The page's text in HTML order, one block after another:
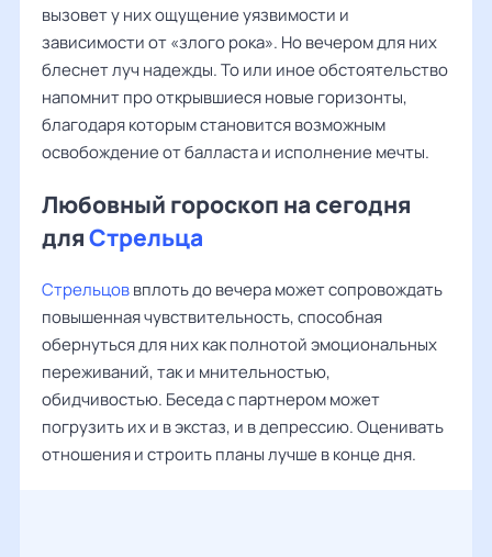
вызовет у них ощущение уязвимости и
зависимости от «злого рока». Но вечером для них
блеснет луч надежды. То или иное обстоятельство
напомнит про открывшиеся новые горизонты,
благодаря которым становится возможным
освобождение от балласта и исполнение мечты.
Любовный гороскоп на сегодня
дляСтрельца
Стрельцоввплоть до вечера может сопровождать
повышенная чувствительность, способная
обернуться для них как полнотой эмоциональных
переживаний, так и мнительностью,
обидчивостью. Беседа с партнером может
погрузить их и в экстаз, и в депрессию. Оценивать
отношения и строить планы лучше в конце дня.